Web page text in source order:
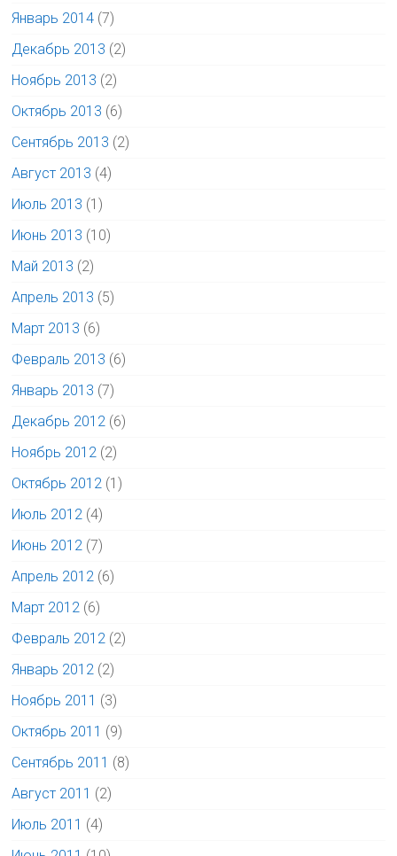
Январь 2014 (7)
Декабрь 2013 (2)
Ноябрь 2013 (2)
Октябрь 2013 (6)
Сентябрь 2013 (2)
Август 2013 (4)
Июль 2013 (1)
Июнь 2013 (10)
Май 2013 (2)
Апрель 2013 (5)
Март 2013 (6)
Февраль 2013 (6)
Январь 2013 (7)
Декабрь 2012 (6)
Ноябрь 2012 (2)
Октябрь 2012 (1)
Июль 2012 (4)
Июнь 2012 (7)
Апрель 2012 (6)
Март 2012 (6)
Февраль 2012 (2)
Январь 2012 (2)
Ноябрь 2011 (3)
Октябрь 2011 (9)
Сентябрь 2011 (8)
Август 2011 (2)
Июль 2011 (4)